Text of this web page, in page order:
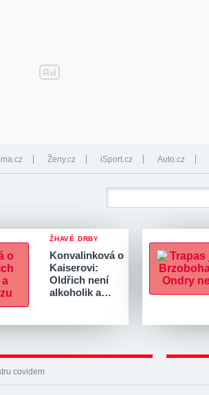
Ženy.cz iSport.cz Auto.cz
ŽHAVÉ DRBY
Konvalinková o
Kaiserovi:
Oldřich není
alkoholik a…
covidem